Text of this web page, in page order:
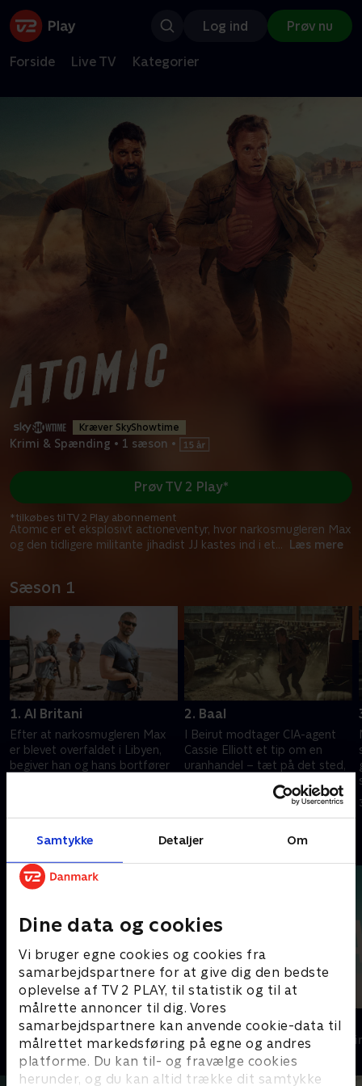
Samtykke Detaljer Om
Dine data og cookies
Vi bruger egne cookies og cookies fra
samarbejdspartnere for at give dig den bedste
oplevelse af TV 2 PLAY, til statistik og til at
målrette annoncer til dig. Vores
samarbejdspartnere kan anvende cookie-data til
målrettet markedsføring på egne og andres
platforme. Du kan til- og fravælge cookies
herunder, og du kan altid trække dit samtykke
Log ind Prøv nu
Forside Live TV Kategorier
Kræver SkyShowtime
Krimi & Spænding • 1 sæson •
Atomic er et eksplosivt actioneventyr, hvor narkosmugleren Max
og den tidligere militante jihadist JJ kastes ind i et... Læs mere
Prøv TV 2 Play*
*tilkøbes til TV 2 Play abonnement
Sæson 1
1. Al Britani
Efter at narkosmugleren Max
er blevet overfaldet i Libyen,
begiver han og hans bortfører
2. Baal
I Beirut modtager CIA-agent
Cassie Elliott et tip om en
uranhandel – tæt på det sted,
26. september 2025 • 42 min
Andre så også
Top Dog
Krimi & Spænding • 1 sæsoner
The Au Pair
Krimi &